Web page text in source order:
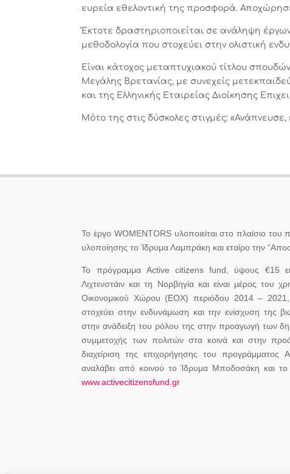
ευρεία εθελοντική της προσφορά.
Έκτοτε δραστηριοποιείται σε ανάληψη
μεθοδολογία που στοχεύει στην ολιστική
Είναι κάτοχος μεταπτυχιακού τίτλου
Μεγάλης Βρετανίας, με συνεχείς
και της Ελληνικής Εταιρείας Διοίκησης
Μότο της στις δύσκολες στιγμές:
Το έργο WOMENTORS υλοποιείται στο πλαίσιο
υλοποίησης το Ίδρυμα Λαμπράκη και εταίρο την
Το πρόγραμμα Active citizens fund, ύψους €15
Λιχτενστάιν και τη Νορβηγία και είναι μέρος του
Οικονομικού Χώρου (ΕΟΧ) περιόδου 2014 –
στοχεύει στην ενδυνάμωση και την ενίσχυση της
στην ανάδειξη του ρόλου της στην προαγωγή των
συμμετοχής των πολιτών στα κοινά και στην
διαχείριση της επιχορήγησης του
αναλάβει από κοινού το Ίδρυμα Μποδοσάκη και
www.activecitizensfund.gr